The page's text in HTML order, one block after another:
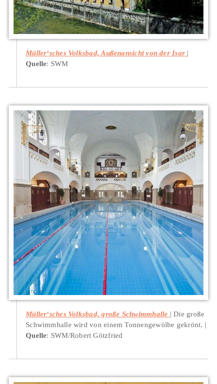
Müller‘sches Volksbad, Außenansicht von der Isar
Quelle: SWM
Müller‘sches Volksbad, große Schwimmhalle
Die große
Schwimmhalle wird von einem Tonnengewölbe gekrönt.
Quelle: SWM/Robert Götzfried